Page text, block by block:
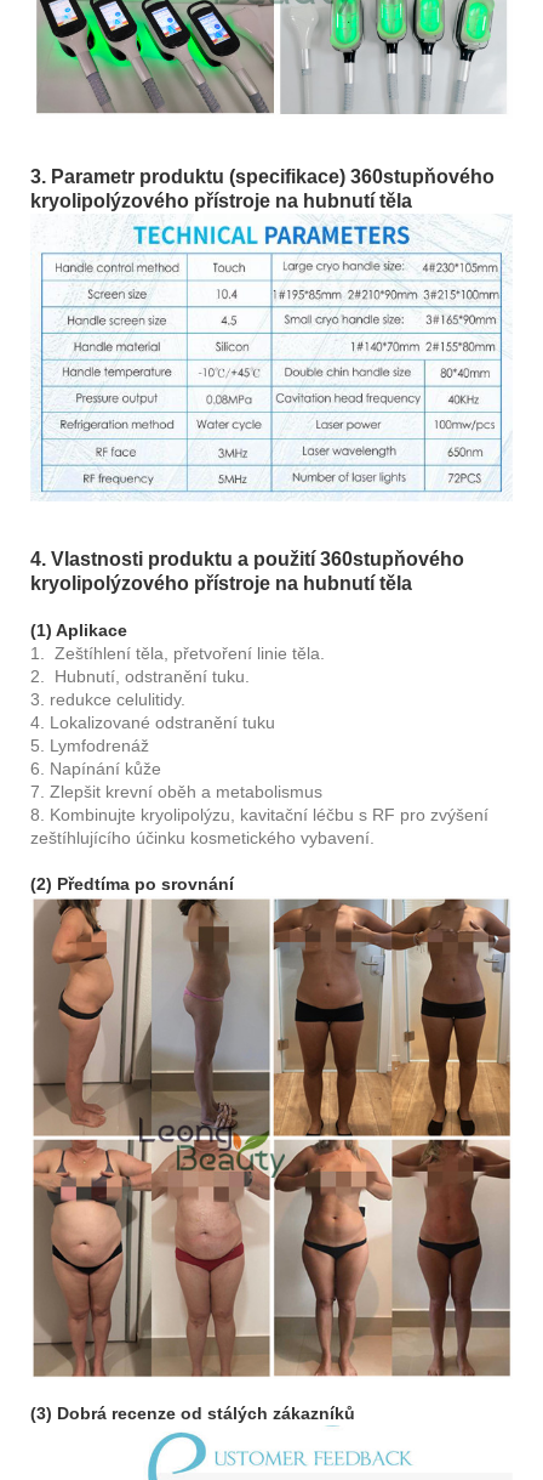
3. Parametr produktu (specifikace) 360stupňového
kryolipolýzového přístroje na hubnutí těla
4. Vlastnosti produktu a použití 360stupňového
kryolipolýzového přístroje na hubnutí těla
(1) Aplikace
1. Zeštíhlení těla, přetvoření linie těla.
2. Hubnutí, odstranění tuku.
3. redukce celulitidy.
4. Lokalizované odstranění tuku
5. Lymfodrenáž
6. Napínání kůže
7. Zlepšit krevní oběh a metabolismus
8. Kombinujte kryolipolýzu, kavitační léčbu s RF pro zvýšení
zeštíhlujícího účinku kosmetického vybavení.
(2) Předtíma po srovnání
(3) Dobrá recenze od stálých zákazníků